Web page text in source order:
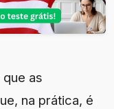
as
na prática, é